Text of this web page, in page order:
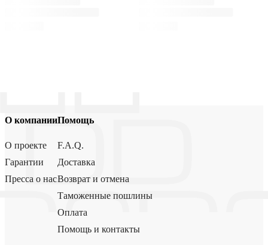
О компании
О проекте
Гарантии
Пресса о нас
Помощь
F.A.Q.
Доставка
Возврат и отмена
Таможенные пошлины
Оплата
Помощь и контакты